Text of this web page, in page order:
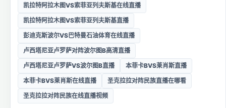
凯拉特阿拉木图VS索菲亚列夫斯基在线直播
凯拉特阿拉木图VS索菲亚列夫斯基直播
彭迪克斯波尔VS巴特曼石油体育在线直播
卢西塔尼亚卢罗萨对阵波尔图B高清直播
卢西塔尼亚卢罗萨VS波尔图B直播
本菲卡BVS莱肖斯直播
本菲卡BVS莱肖斯在线直播
圣克拉拉对阵民族直播在哪看
圣克拉拉对阵民族在线直播视频